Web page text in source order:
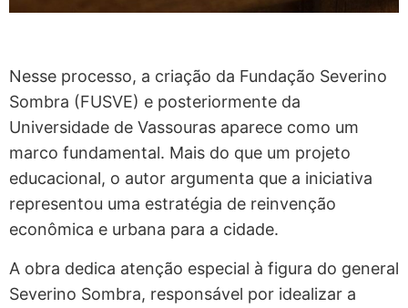
Nesse processo, a criação da Fundação Severino
Sombra (FUSVE) e posteriormente da
Universidade de Vassouras aparece como um
marco fundamental. Mais do que um projeto
educacional, o autor argumenta que a iniciativa
representou uma estratégia de reinvenção
econômica e urbana para a cidade.
A obra dedica atenção especial à figura do general
Severino Sombra, responsável por idealizar a